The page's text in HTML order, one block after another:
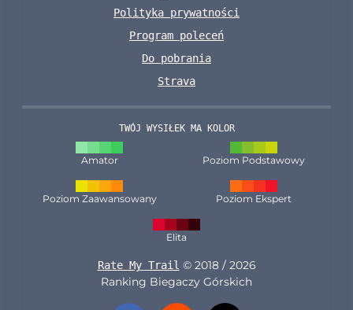
Polityka prywatności
Program poleceń
Do pobrania
Strava
TWÓJ WYSIŁEK MA KOLOR
Amator Poziom Podstawowy
Poziom Zaawansowany Poziom Ekspert
Elita
Rate My Trail © 2018 / 2026
Ranking Biegaczy Górskich